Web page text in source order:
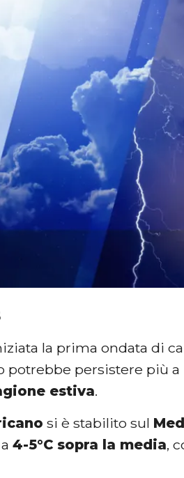
la prima ondata di
potrebbe persistere più
estiva.
si è stabilito sul
a4-5°C sopra la media,